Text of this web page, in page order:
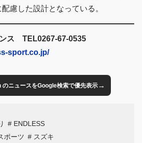
慮した設計となっている。
ンス TEL0267-67-0535
sport.co.jp/
のニュースをGoogle検索で優先表示→
ENDLESS
ポーツ
スズキ